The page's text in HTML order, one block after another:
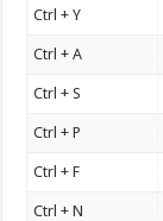
Ctrl + Y
Ctrl + A
Ctrl + S
Ctrl + P
Ctrl + F
Ctrl + N